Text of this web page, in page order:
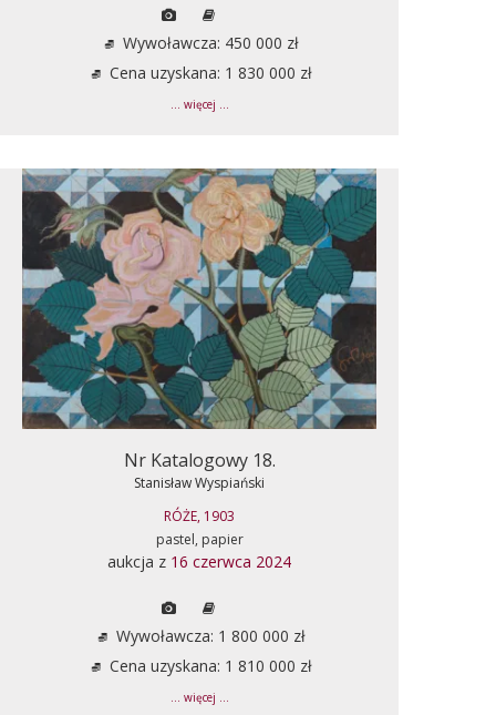
Wywoławcza: 450 000 zł
Cena uzyskana: 1 830 000 zł
... więcej ...
Nr Katalogowy 18.
Stanisław Wyspiański
RÓŻE, 1903
pastel, papier
aukcja z 16 czerwca 2024
Wywoławcza: 1 800 000 zł
Cena uzyskana: 1 810 000 zł
... więcej ...